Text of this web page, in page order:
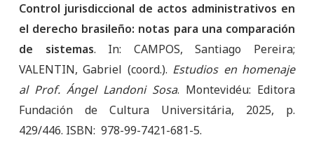
Control jurisdiccional de actos administrativos en
el derecho brasileño: notas para una comparación
de sistemas. In:
CAMPOS, Santiago Pereira;
VALENTIN, Gabriel (coord.). Estudios en homenaje
al Prof. Ángel Landoni Sosa. Montevidéu: Editora
Fundación de Cultura Universitária, 2025, p.
429/446. ISBN: 978-99-7421-681-5.